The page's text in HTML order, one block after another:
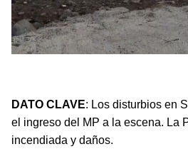
DATO CLAVE: Los disturbios en
el ingreso del MP a la escena. La
incendiada y daños.